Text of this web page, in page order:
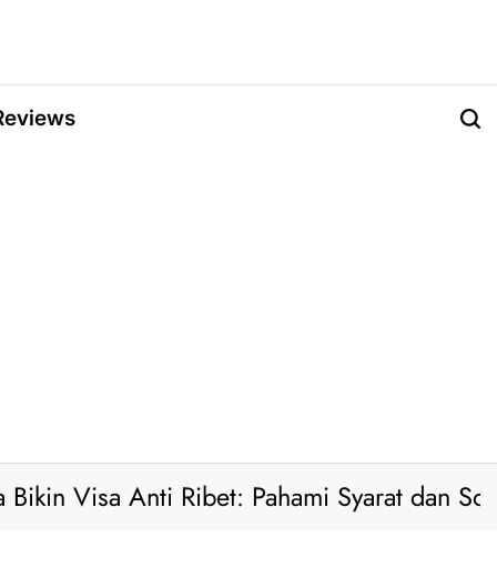
Visa Anti Ribet: Pahami Syarat dan Solusi